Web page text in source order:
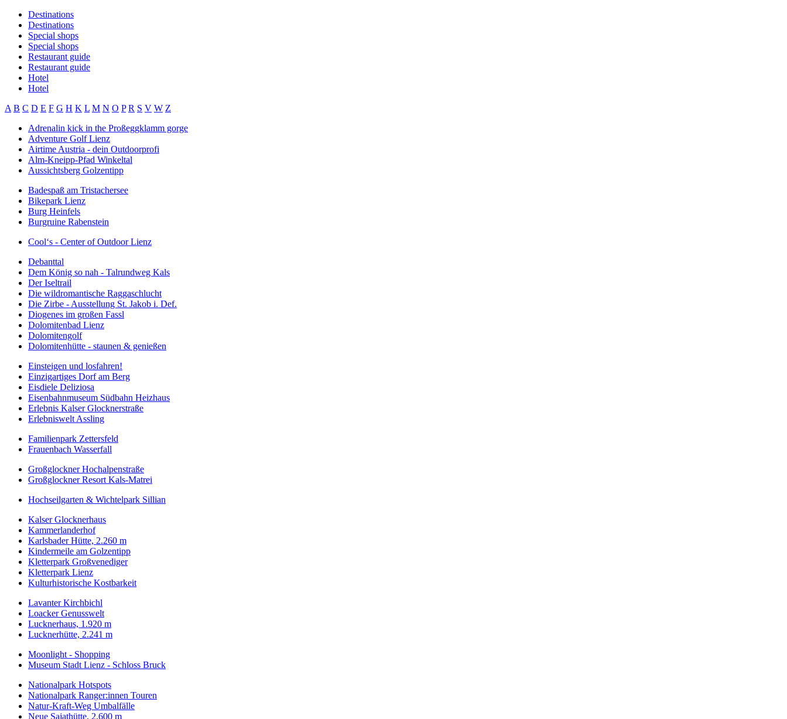
Destinations
Destinations
Special shops
Special shops
Restaurant guide
Restaurant guide
Hotel
Hotel
A B C D E F G H K L M N O P R S V W Z
Adrenalin kick in the Proßeggklamm gorge
Adventure Golf Lienz
Airtime Austria - dein Outdoorprofi
Alm-Kneipp-Pfad Winkeltal
Aussichtsberg Golzentipp
Badespaß am Tristachersee
Bikepark Lienz
Burg Heinfels
Burgruine Rabenstein
Cool‘s - Center of Outdoor Lienz
Debanttal
Dem König so nah - Talrundweg Kals
Der Iseltrail
Die wildromantische Raggaschlucht
Die Zirbe - Ausstellung St. Jakob i. Def.
Diogenes im großen Fassl
Dolomitenbad Lienz
Dolomitengolf
Dolomitenhütte - staunen & genießen
Einsteigen und losfahren!
Einzigartiges Dorf am Berg
Eisdiele Deliziosa
Eisenbahnmuseum Südbahn Heizhaus
Erlebnis Kalser Glocknerstraße
Erlebniswelt Assling
Familienpark Zettersfeld
Frauenbach Wasserfall
Großglockner Hochalpenstraße
Großglockner Resort Kals-Matrei
Hochseilgarten & Wichtelpark Sillian
Kalser Glocknerhaus
Kammerlanderhof
Karlsbader Hütte, 2.260 m
Kindermeile am Golzentipp
Kletterpark Großvenediger
Kletterpark Lienz
Kulturhistorische Kostbarkeit
Lavanter Kirchbichl
Loacker Genusswelt
Lucknerhaus, 1.920 m
Lucknerhütte, 2.241 m
Moonlight - Shopping
Museum Stadt Lienz - Schloss Bruck
Nationalpark Hotspots
Nationalpark Ranger:innen Touren
Natur-Kraft-Weg Umbalfälle
Neue Sajathütte, 2.600 m